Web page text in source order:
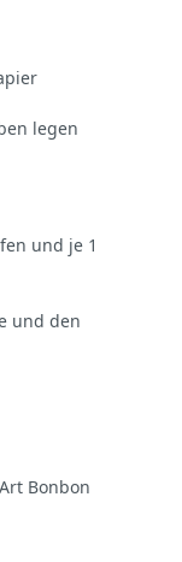
legen
und je 1
und den
Bonbon